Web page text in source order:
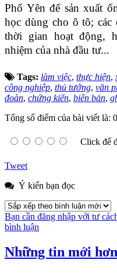
Phổ Yên để sản xuất
học dùng cho ô tô; các
thời gian hoạt động,
nhiệm của nhà đầu tư...
Tags: làm việc, thực hiện,
công nghiệp, thủ tướng, văn
đoàn, chứng kiến, biên bản,
Tổng số điểm của bài viết là:
Click để
Tweet
Ý kiến bạn đọc
Bạn cần đăng nhập với tư
bình luận
Những tin mới hơn